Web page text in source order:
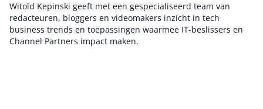
Witold Kepinski geeft met een gespecialiseerd team van
redacteuren, bloggers en videomakers inzicht in tech
business trends en toepassingen waarmee IT-beslissers en
Channel Partners impact maken.